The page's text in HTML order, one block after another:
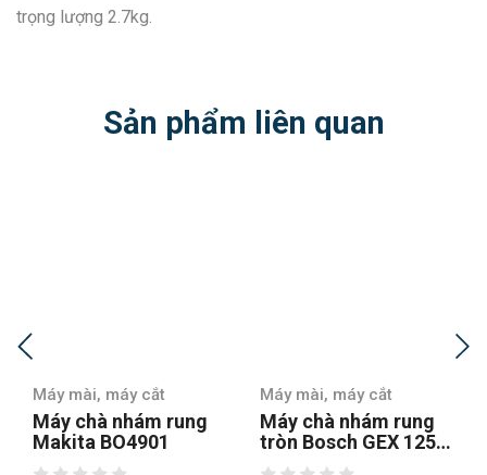
trọng lượng 2.7kg.
Sản phẩm liên quan
Máy mài, máy cắt
Máy chà nhám rung
tròn Bosch GEX 125-1
AE
Máy mài, máy cắt
Máy chà nhám
Stanley SSS310-B1